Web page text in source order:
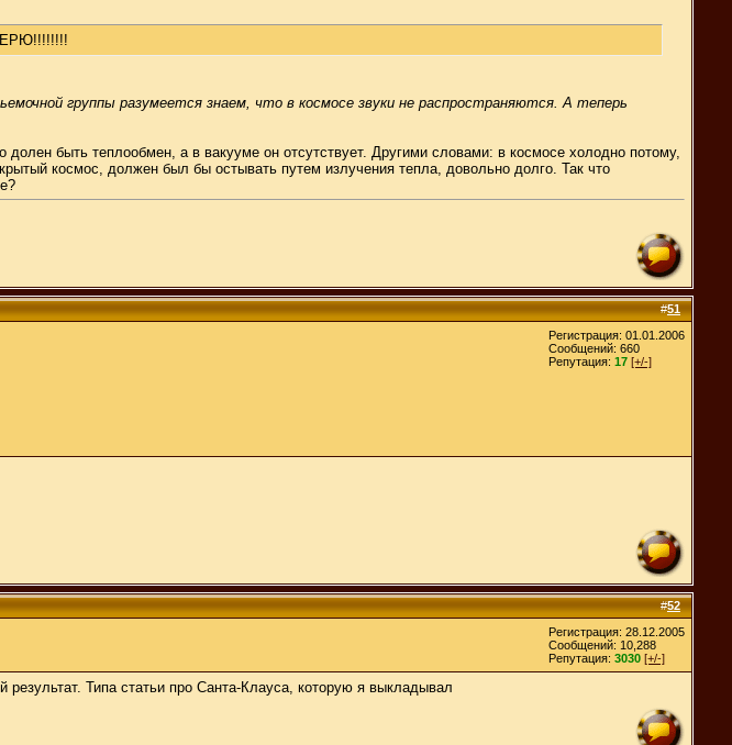
группы разумеется знаем, что в космосе звуки не распространяются. А теперь
быть теплообмен, а в вакууме он отсутствует. Другими словами: в космосе холодно потому,
космос, должен был бы остывать путем излучения тепла, довольно долго. Так что
#51
Регистрация: 01.01.2006
Сообщений: 660
Репутация: 17 [+/-]
#52
Регистрация: 28.12.2005
Сообщений: 10,288
Репутация: 3030 [+/-]
Типа статьи про Санта-Клауса, которую я выкладывал